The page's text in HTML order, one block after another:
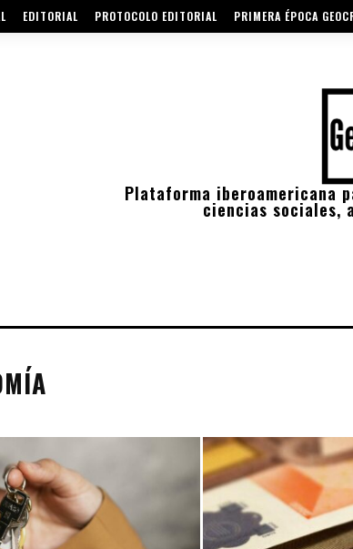
EDITORIAL PROTOCOLO EDITORIAL PRIMERA ÉPOCA
Plataforma iberoamericana
ciencias sociales,